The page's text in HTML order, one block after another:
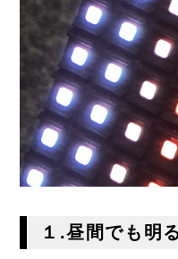
１.昼間でも明